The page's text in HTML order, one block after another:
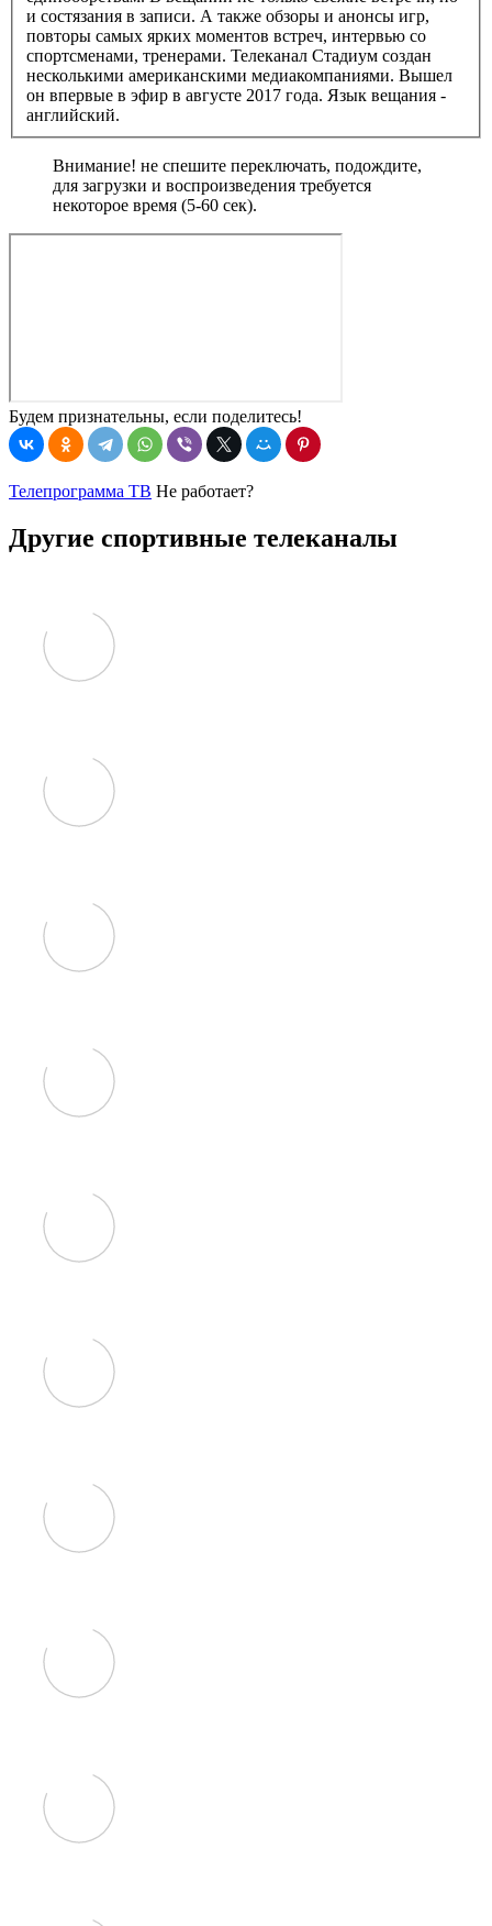
и состязания в записи. А также обзоры и анонсы игр,
повторы самых ярких моментов встреч, интервью со
спортсменами, тренерами. Телеканал Стадиум создан
несколькими американскими медиакомпаниями. Вышел
он впервые в эфир в августе 2017 года. Язык вещания -
английский.
Внимание! не спешите переключать, подождите,
для загрузки и воспроизведения требуется
некоторое время (5-60 сек).
Будем признательны, если поделитесь!
Телепрограмма ТВ Не работает?
Другие спортивные телеканалы